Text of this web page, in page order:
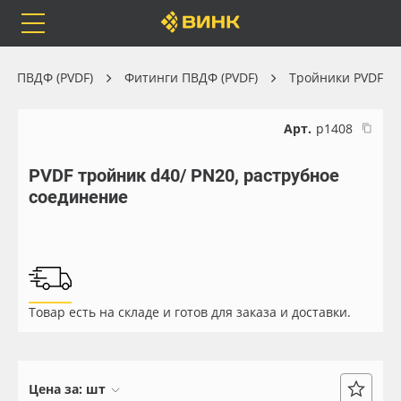
Каталог
Бренды
Доставка
Весь каталог
Самоклеящиеся плёнки
Листовые материалы
ПВДФ (PVDF) Фитинги ПВДФ (PVDF) Тройники PVDF
Арт. р1408
PVDF тройник d40/ PN20, раструбное
соединение
Товар есть на складе и готов для заказа и доставки.
Цена за: шт